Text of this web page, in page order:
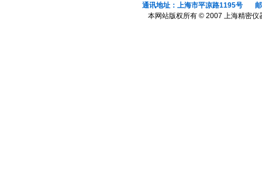
通讯地址：上海市平凉路1195号 邮
本网站版权所有 © 2007 上海精密仪